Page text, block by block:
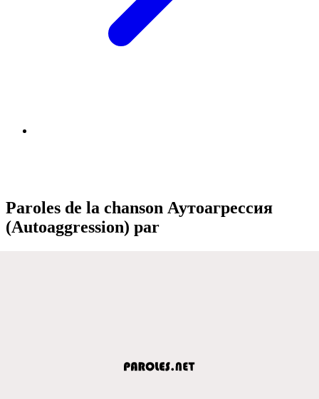
Paroles de la chanson Аутоагрeссия
(Autoaggression) par